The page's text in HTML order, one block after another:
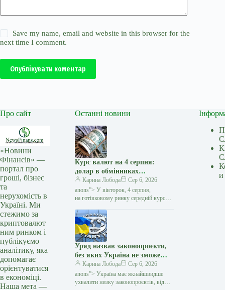
Save my name, email and website in this browser for the
next time I comment.
Опублікувати коментар
Про сайт
«Новини
Фінансів» —
портал про
гроші, бізнес
та
нерухомість в
Україні. Ми
стежимо за
криптовалют
ним ринком і
публікуємо
аналітику, яка
допомагає
орієнтуватися
в економіці.
Наша мета —
Останні новини
Курс валют на 4 серпня:
долар в обмінниках
подешевшав на 10 копійок —
Мінфін
Карина Лобода
Сер 6, 2026
anons”> У вівторок, 4 серпня,
на готівковому ринку середній курс
у покупці та виріс на 7 копійок
у продажу. Євро подорожчало…
Уряд назвав законопроєкти,
без яких Україна не зможе
просунутися до членства в ЄС
— Мінфін
Карина Лобода
Сер 6, 2026
anons”> Україна має якнайшвидше
ухвалити низку законопроєктів, від
и